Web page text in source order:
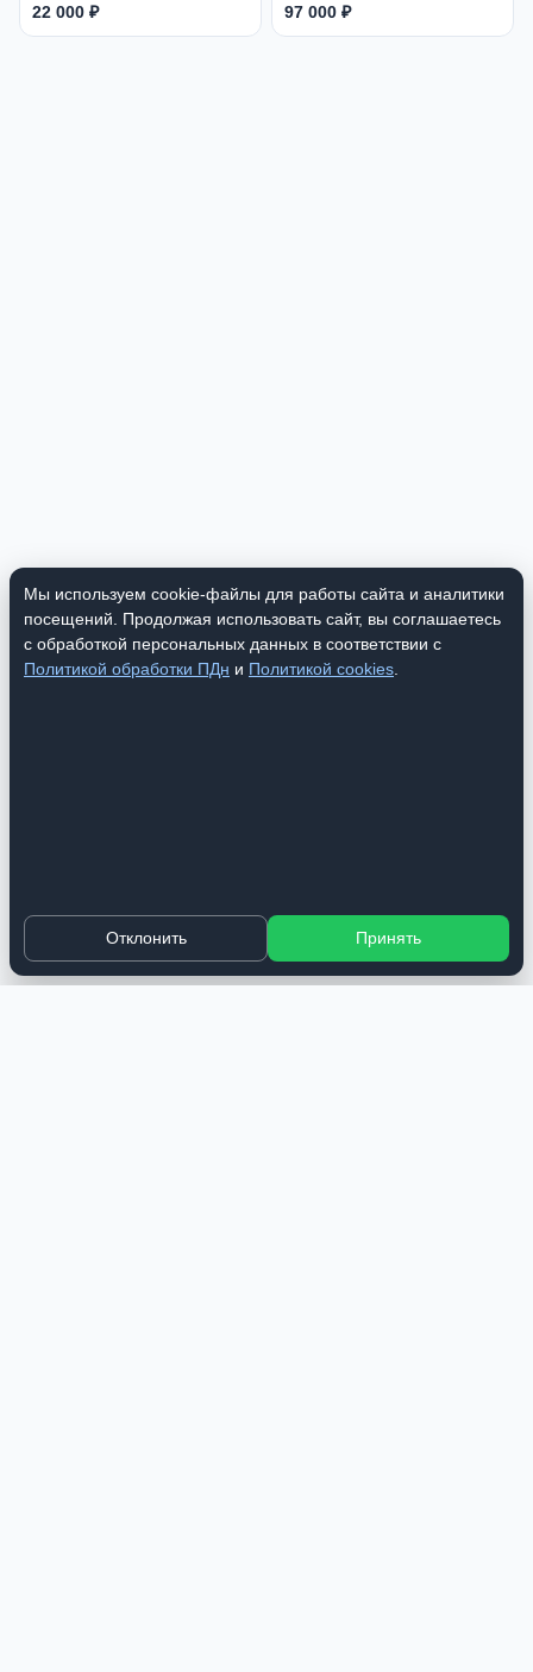
22 000 ₽ 97 000 ₽
Мы используем cookie-файлы для работы сайта и аналитики
посещений. Продолжая использовать сайт, вы соглашаетесь
с обработкой персональных данных в соответствии с
Политикой обработки ПДн и Политикой cookies
Отклонить Принять